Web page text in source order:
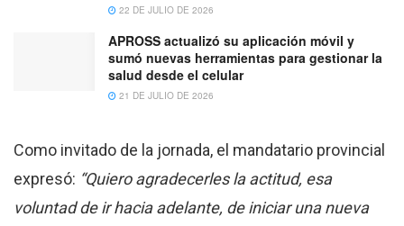
22 DE JULIO DE 2026
APROSS actualizó su aplicación móvil y
sumó nuevas herramientas para gestionar la
salud desde el celular
21 DE JULIO DE 2026
Como invitado de la jornada, el mandatario provincial
expresó: “Quiero agradecerles la actitud, esa
voluntad de ir hacia adelante, de iniciar una nueva